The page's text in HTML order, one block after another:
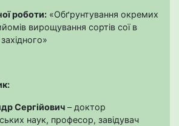
роботи: «Обґрунтування окремих
вирощування сортів сої в
Сергійович – доктор
наук, професор, завідувач